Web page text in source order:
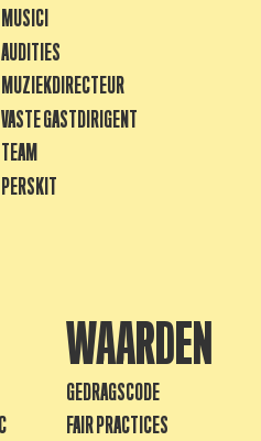
MUSICI
AUDITIES
MUZIEKDIRECTEUR
VASTE GASTDIRIGENT
TEAM
PERSKIT
WAARDEN
GEDRAGSCODE
FAIR PRACTICES